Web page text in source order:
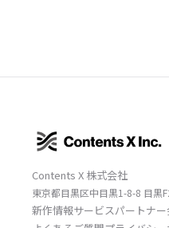
Contents X 株式会社
東京都目黒区中目黒1-8-8 目黒
新作情報サービスパートナー